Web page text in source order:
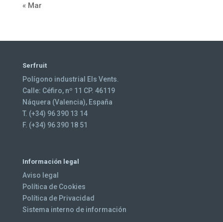
« Mar
Serfruit
Polígono industrial Els Vents.
Calle: Céfiro, nº 11 CP. 46119
Náquera (Valencia), España
T. (+34) 96 390 13 14
F. (+34) 96 390 18 51
Información legal
Aviso legal
Política de Cookies
Política de Privacidad
Sistema interno de información